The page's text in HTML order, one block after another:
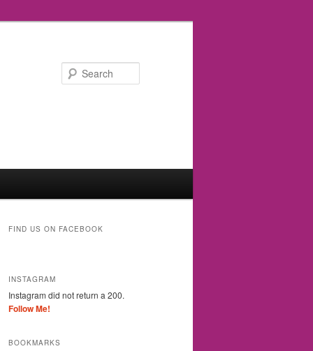
FIND US ON FACEBOOK
INSTAGRAM
Instagram did not return a 200.
Follow Me!
BOOKMARKS